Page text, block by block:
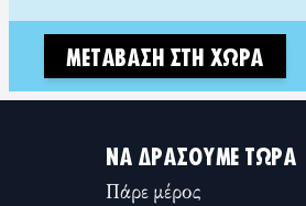
ΜΕΤΆΒΑΣΗ ΣΤΗ ΧΏΡΑ
ΝΑ ΔΡΆΣΟΥΜΕ ΤΏΡΑ
Πάρε μέρος